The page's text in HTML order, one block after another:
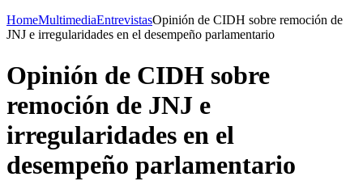
HomeMultimediaEntrevistasOpinión de CIDH sobre remoción de
JNJ e irregularidades en el desempeño parlamentario
Opinión de CIDH sobre
remoción de JNJ e
irregularidades en el
desempeño parlamentario